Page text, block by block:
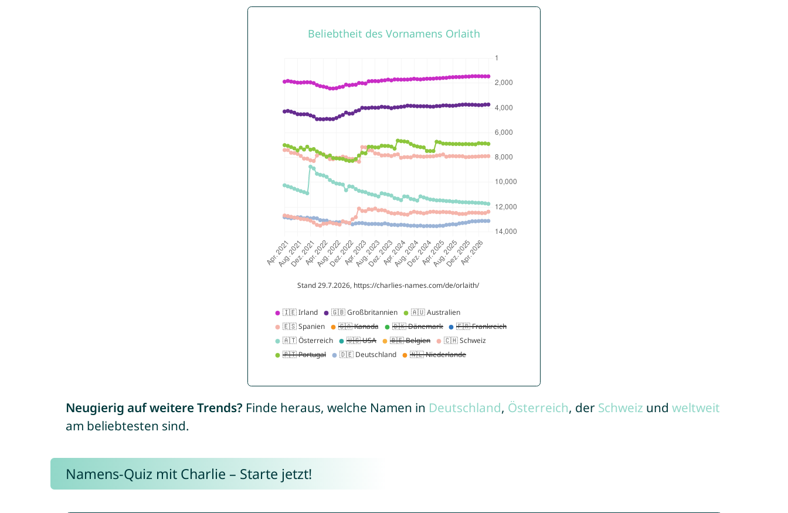
Neugierig auf weitere Trends? Finde heraus, welche Namen in Deutschland, Österreich, der Schweiz und weltweit
am beliebtesten sind.
Namens-Quiz mit Charlie – Starte jetzt!